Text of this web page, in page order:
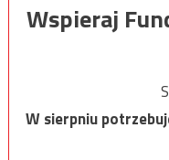
Wspieraj
W sierpniu